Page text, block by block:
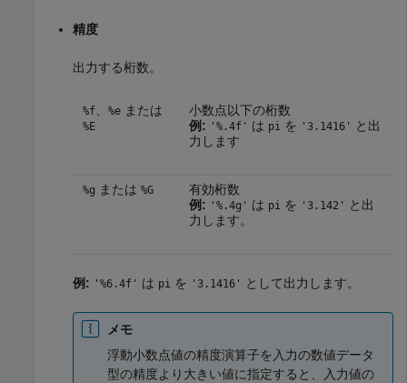
精度
出力する桁数。
%f、 %eまたは
%E
小数点以下の桁数
例: '%.4f' は piを '3.1416'
と出
力します
%g または %G
有効桁数
例: '%.4g' は piを '3.142'
と出
力します。
例: '%6.4f' は pi を '3.1416' として出力します。
メモ
浮動小数点値の精度演算子を入力の数値データ
型の精度より大きい値に指定すると、入力値の